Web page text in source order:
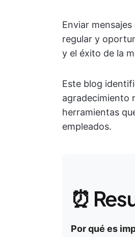
Enviar
regular y
y el éxito de la
Este blog
agradecimiento
herramientas
empleados.
⏰
Por qué es